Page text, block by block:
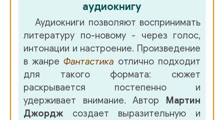
039
040
041
043
аудиокнигу
Аудиокниги позволяют воспринимать
литературу по-новому - через голос,
интонации и настроение. Произведение
в жанре Фантастика отлично подходит
для такого формата: сюжет
раскрывается постепенно и
удерживает внимание. Автор Мартин
Джордж создает выразительную и